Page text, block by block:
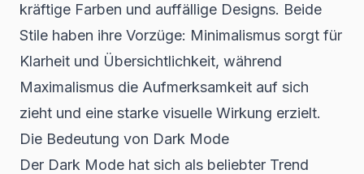
kräftige Farben und auffällige Designs. Beide
Stile haben ihre Vorzüge: Minimalismus sorgt für
Klarheit und Übersichtlichkeit, während
Maximalismus die Aufmerksamkeit auf sich
zieht und eine starke visuelle Wirkung erzielt.
Die Bedeutung von Dark Mode
Der Dark Mode hat sich als beliebter Trend